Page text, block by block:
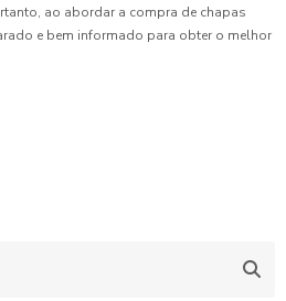
ao abordar a compra de chapas
e bem informado para obter o melhor